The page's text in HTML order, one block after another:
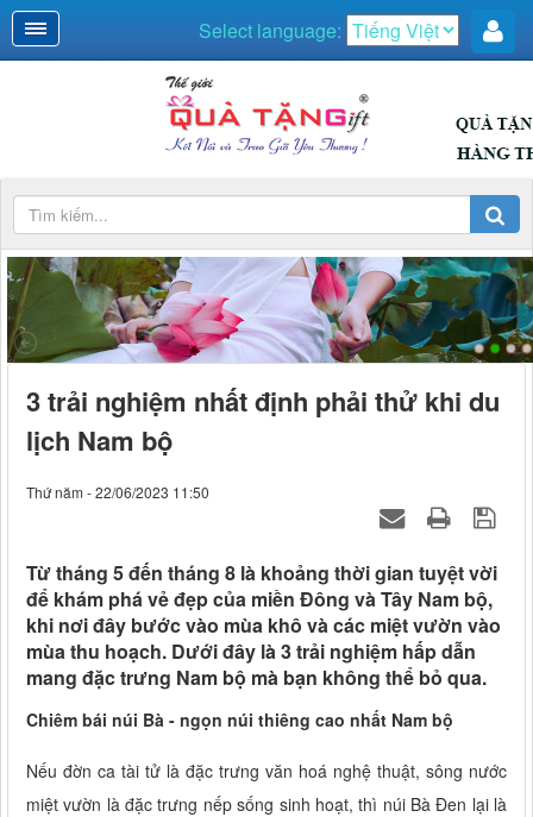
Select language:
3 trải nghiệm nhất định phải thử khi du
lịch Nam bộ
Thứ năm - 22/06/2023 11:50
Từ tháng 5 đến tháng 8 là khoảng thời gian tuyệt vời
để khám phá vẻ đẹp của miền Đông và Tây Nam bộ,
khi nơi đây bước vào mùa khô và các miệt vườn vào
mùa thu hoạch. Dưới đây là 3 trải nghiệm hấp dẫn
mang đặc trưng Nam bộ mà bạn không thể bỏ qua.
Chiêm bái núi Bà - ngọn núi thiêng cao nhất Nam bộ
Nếu đờn ca tài tử là đặc trưng văn hoá nghệ thuật, sông nước
miệt vườn là đặc trưng nếp sống sinh hoạt, thì núi Bà Đen lại là